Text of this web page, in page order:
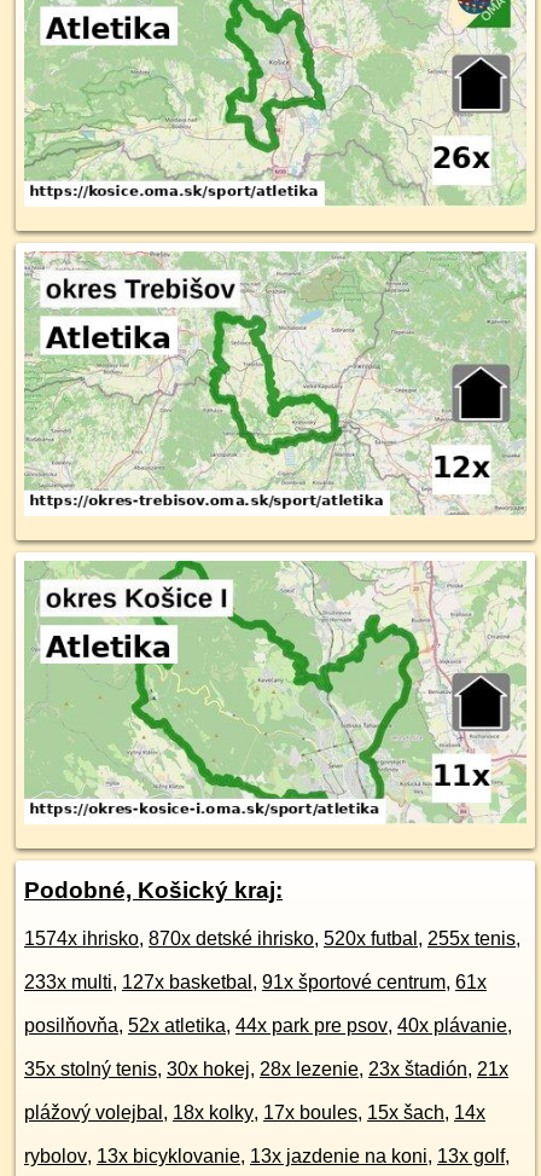
Podobné, Košický kraj:
1574x ihrisko, 870x detské ihrisko, 520x futbal , 255x tenis,
233x multi, 127x basketbal , 91x športové centrum, 61x
posilňovňa, 52x atletika, 44x park pre psov, 40x plávanie,
35x stolný tenis, 30x hokej, 28x lezenie, 23x štadión, 21x
plážový volejbal , 18x kolky, 17x boules, 15x šach, 14x
rybolov, 13x bicyklovanie, 13x jazdenie na koni, 13x golf,